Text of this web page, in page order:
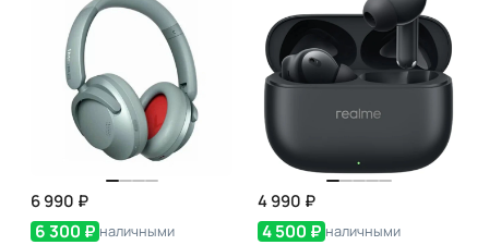
6 990 ₽
6 300 ₽ наличными
4 990 ₽
4 500 ₽ наличными